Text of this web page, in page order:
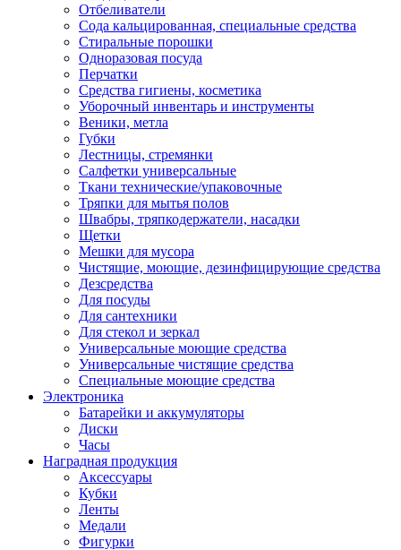
Отбеливатели
Сода кальцированная, специальные средства
Стиральные порошки
Одноразовая посуда
Перчатки
Средства гигиены, косметика
Уборочный инвентарь и инструменты
Веники, метла
Губки
Лестницы, стремянки
Салфетки универсальные
Ткани технические/упаковочные
Тряпки для мытья полов
Швабры, тряпкодержатели, насадки
Щетки
Мешки для мусора
Чистящие, моющие, дезинфицирующие средства
Дезсредства
Для посуды
Для сантехники
Для стекол и зеркал
Универсальные моющие средства
Универсальные чистящие средства
Специальные моющие средства
Электроника
Батарейки и аккумуляторы
Диски
Часы
Наградная продукция
Аксессуары
Кубки
Ленты
Медали
Фигурки